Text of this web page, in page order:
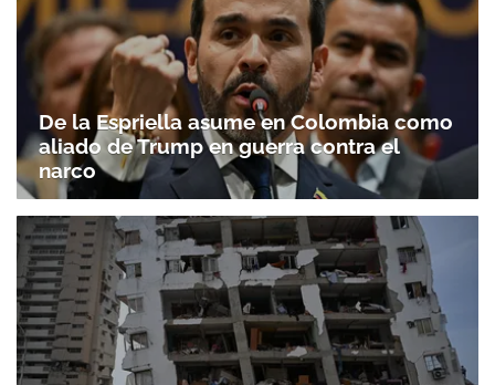
De la Espriella asume en Colombia como
aliado de Trump en guerra contra el
narco